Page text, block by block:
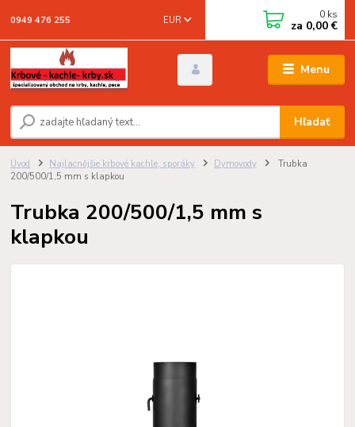
Menu
EUR
Hľadať
0949 476 255 0 ks
za 0,00 €
Úvod Najlacnějšie krbové kachle, sporáky Dymovody
Trubka
200/500/1,5 mm s klapkou
Trubka 200/500/1,5 mm s
klapkou